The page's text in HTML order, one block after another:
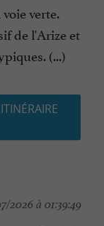
verte.
de l'Arize et
(...)
2026 à 01:39:49